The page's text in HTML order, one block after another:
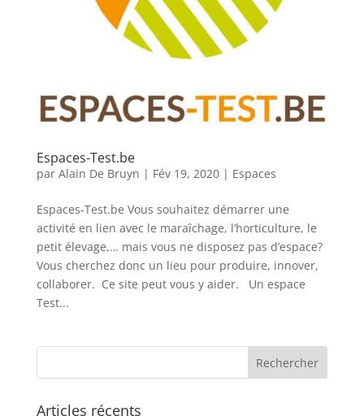
Espaces-Test.be
par Alain De Bruyn | Fév 19, 2020| Espaces
Espaces-Test.be Vous souhaitez démarrer une
activité en lien avec le maraîchage, l’horticulture, le
petit élevage,… mais vous ne disposez pas d’espace?
Vous cherchez donc un lieu pour produire, innover,
collaborer. Ce site peut vous y aider. Un espace
Test...
Articles récents